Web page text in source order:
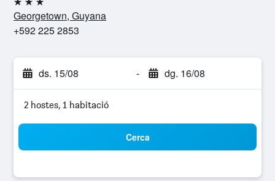
3 estrelles
Georgetown, Guyana
+592 225 2853
ds. 15/08 - dg. 16/08
2 hostes, 1 habitació
Cerca